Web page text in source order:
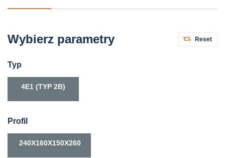
Wybierz parametry Reset
Typ
4E1 (TYP 2B)
Profil
240X160X150X260